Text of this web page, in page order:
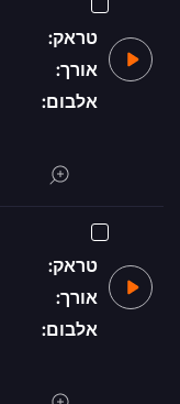
טראק:
אורך:
אלבום:
טראק:
אורך:
אלבום: